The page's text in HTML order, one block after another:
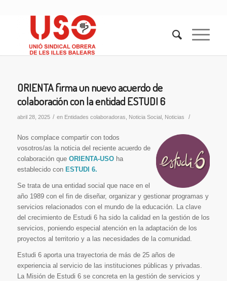
ORIENTA firma un nuevo acuerdo de
colaboración con la entidad ESTUDI 6
abril 28, 2025 / en Entidades colaboradoras Noticia Social, Noticias /
Nos complace compartir con todos
vosotros/as la noticia del reciente acuerdo de
colaboración queORIENTA-USOha
establecido con ESTUDI 6.
Se trata de una entidad social que nace en el
año 1989 con el fin de diseñar, organizar y gestionar programas y
servicios relacionados con el mundo de la educación. La clave
del crecimiento de Estudi 6 ha sido la calidad en la gestión de los
servicios, poniendo especial atención en la adaptación de los
proyectos al territorio y a las necesidades de la comunidad.
Estudi 6 aporta una trayectoria de más de 25 años de
experiencia al servicio de las instituciones públicas y privadas.
La Misión de Estudi 6 se concreta en la gestión de servicios y